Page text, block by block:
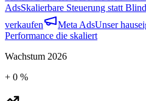
AdsSkalierbare Steuerung statt
verkaufen
Meta AdsUnser
Performance die skaliert
Wachstum 2026
+ 0 %